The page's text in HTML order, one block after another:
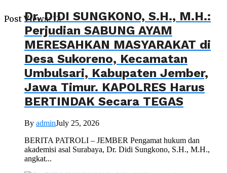
Post Views: 12
Dr. DIDI SUNGKONO, S.H., M.H.:
Perjudian SABUNG AYAM
MERESAHKAN MASYARAKAT di
Desa Sukoreno, Kecamatan
Umbulsari, Kabupaten Jember,
Jawa Timur. KAPOLRES Harus
BERTINDAK Secara TEGAS
By adminJuly 25, 2026
BERITA PATROLI – JEMBER Pengamat hukum dan
akademisi asal Surabaya, Dr. Didi Sungkono, S.H., M.H.,
angkat...